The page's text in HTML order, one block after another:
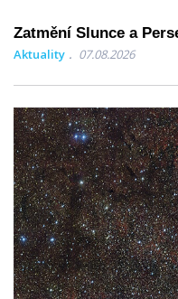
Zatmění Slunce a
Aktuality 07.08.2026